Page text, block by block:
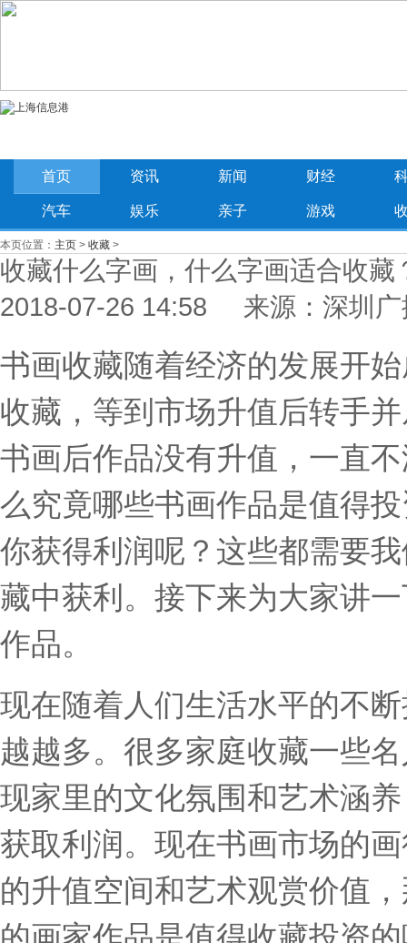
首页 资讯 新闻 财经
汽车 娱乐 亲子 游戏
本页位置： 主页 > 收藏 >
收藏什么字画，什么字画适合收藏
2018-07-26 14:58 来源：深圳广
书画收藏随着经济的发展开
收藏，等到市场升值后转手
书画后作品没有升值，一直
么究竟哪些书画作品是值得
你获得利润呢？这些都需要
藏中获利。接下来为大家讲
作品。
现在随着人们生活水平的不
越越多。很多家庭收藏一些
现家里的文化氛围和艺术涵
获取利润。现在书画市场的
的升值空间和艺术观赏价值